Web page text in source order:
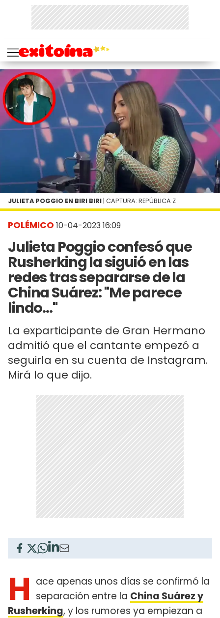
POLÉMICO 10-04-2023 16:09
Julieta Poggio confesó que
Rusherking la siguió en las
redes tras separarse de la
China Suárez: "Me parece
lindo..."
La exparticipante de Gran Hermano
admitió que el cantante empezó a
seguirla en su cuenta de Instagram.
Mirá lo que dijo.
JULIETA POGGIO EN BIRI BIRI | CAPTURA: REPÚBLICA Z
H ace apenas unos días se confirmó la
separación entre la China Suárez y
Rusherking, y los rumores ya empiezan a